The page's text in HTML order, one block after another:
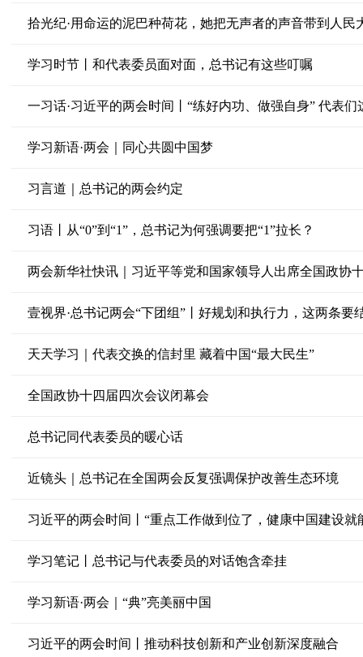
拾光纪·用命运的泥巴种荷花，她把无声者的声音带到人民
学习时节丨和代表委员面对面，总书记有这些叮嘱
一习话·习近平的两会时间丨“练好内功、做强自身” 代表们
学习新语·两会｜同心共圆中国梦
习言道｜总书记的两会约定
习语丨从“0”到“1”，总书记为何强调要把“1”拉长？
两会新华社快讯｜习近平等党和国家领导人出席全国政协
壹视界·总书记两会“下团组”丨好规划和执行力，这两条要
天天学习｜代表交换的信封里 藏着中国“最大民生”
全国政协十四届四次会议闭幕会
总书记同代表委员的暖心话
近镜头｜总书记在全国两会反复强调保护改善生态环境
习近平的两会时间丨“重点工作做到位了，健康中国建设就
学习笔记丨总书记与代表委员的对话饱含牵挂
学习新语·两会｜“典”亮美丽中国
习近平的两会时间丨推动科技创新和产业创新深度融合